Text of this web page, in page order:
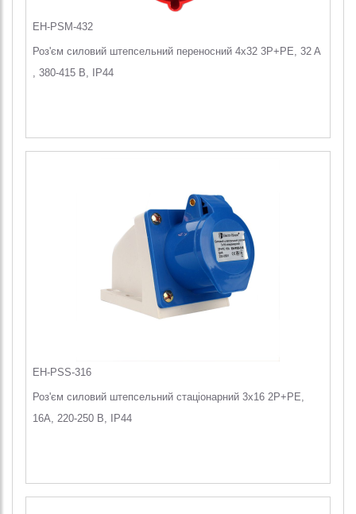
EH-PSM-432
Роз'єм силовий штепсельний переносний 4x32 3P+PE, 32 A
, 380-415 В, IP44
EH-PSS-316
Роз'єм силовий штепсельний стаціонарний 3x16 2P+PE,
16А, 220-250 В, IP44